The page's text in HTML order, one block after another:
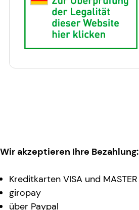
Wir akzeptieren Ihre Bezahlung:
Kreditkarten VISA und MASTER
giropay
über Paypal